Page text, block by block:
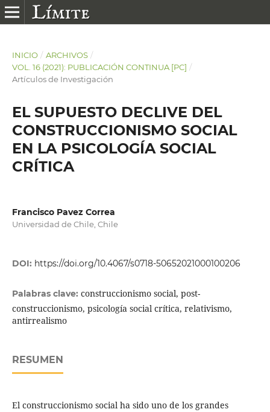
INICIO / ARCHIVOS /
VOL. 16 (2021): PUBLICACIÓN CONTINUA [PC] /
Artículos de Investigación
EL SUPUESTO DECLIVE DEL
CONSTRUCCIONISMO SOCIAL
EN LA PSICOLOGÍA SOCIAL
CRÍTICA
Francisco Pavez Correa
Universidad de Chile, Chile
DOI: https://doi.org/10.4067/s0718-50652021000100206
Palabras clave: construccionismo social, post-
construccionismo, psicología social crítica, relativismo,
antirrealismo
RESUMEN
El construccionismo social ha sido uno de los grandes